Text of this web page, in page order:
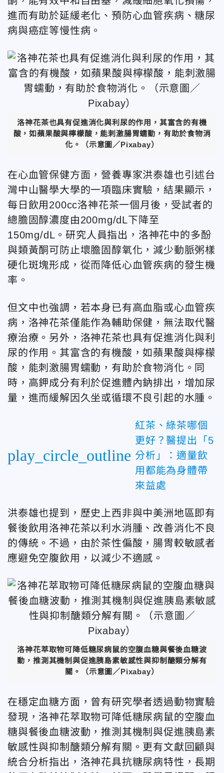
進而有助於延緩老化、預防心血管疾病、糖尿
病與癌症等慢性病。
洛神花茶也具有促進消化與利尿的作用，其富含的有機
酸，如蘋果酸與檸檬酸，能刺激腸胃蠕動，有助於食物消
化。（示意圖／Pixabay）
在心血管保健方面，營養專家洪泰雄也引述台
灣中山醫學大學的一項臨床實驗，結果顯示，
每日飲用200cc洛神花茶一個月後，受試者的
總膽固醇濃度由200mg/dL下降至
150mg/dL。研究人員指出，洛神花中的多酚
與類黃酮可防止壞膽固醇氧化，減少動脈粥樣
硬化斑塊形成，從而降低心血管疾病的發生機
率。
但文中也強調，若本身已有高血脂或心血管疾
病，洛神花茶僅能作為輔助保健，無法取代醫
療治療。另外，洛神花茶也具有促進消化與利
尿的作用。其富含的有機酸，如蘋果酸與檸檬
酸，能刺激腸胃蠕動，有助於食物消化。同
時，高鉀成分有利於促進體內鈉排出，增加尿
量，進而緩解因久坐或循環不良引起的水腫。
play_circle_outline
紅茶、綠茶哪個
更好？醫提出「5
分析」：適量飲
用都能為身體帶
來益處
洪泰雄也提到，歷史上西非與中美洲地區即有
餐後飲用洛神花茶以利水消腫、改善消化不良
的傳統。不過，由於茶性偏酸，腸胃較敏感者
應避免空腹飲用，以減少不適感。
洛神花萃取物可降低糖尿病鼠的空腹血糖與餐後血糖波
動，推測其機制與促進胰島素敏感性與抑制醣類分解有
關。（示意圖／Pixabay）
在穩定血糖方面，曾有研究學者透過動物實驗
發現，洛神花萃取物可降低糖尿病鼠的空腹血
糖與餐後血糖波動，推測其機制與促進胰島素
敏感性與抑制醣類分解有關。更有文獻回顧與
統合分析指出，洛神花具抗糖尿病特性，長期